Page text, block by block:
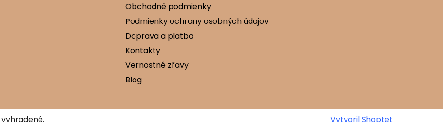
Obchodné podmienky
Podmienky ochrany osobných údajov
Doprava a platba
Kontakty
Vernostné zľavy
Blog
Vytvoril Shoptet